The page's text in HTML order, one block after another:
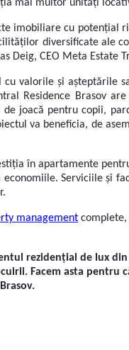
mai multor unități
imobiliare cu potențial
diversificate ale
Deig, CEO Meta Estate
valorile și așteptările
Residence Brasov
joacă pentru copii,
va beneficia, de
în apartamente
Serviciile și
management
rezidențial de lux
Facem asta pentru